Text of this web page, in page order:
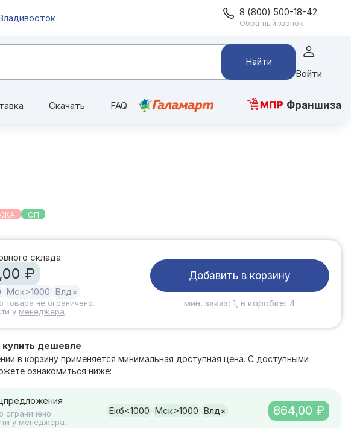
8 (800) 500-18-42
Обратный звонок
Найти
Войти
Скачать FAQ Франшиза
СП
склада
₽
Мск>1000 Влд×
товара не ограничено.
у менеджера.
Добавить в корзину
мин. заказ: 1, в коробке: 4
дешевле
в корзину применяется минимальная доступная цена. С доступными
ознакомиться ниже:
ограничено.
у менеджера.
Екб<1000 Мск>1000 Влд× 864,00 ₽